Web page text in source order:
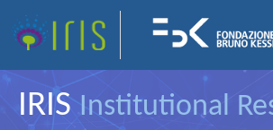
IRISInstitutional